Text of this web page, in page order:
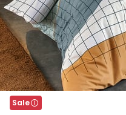
Sale